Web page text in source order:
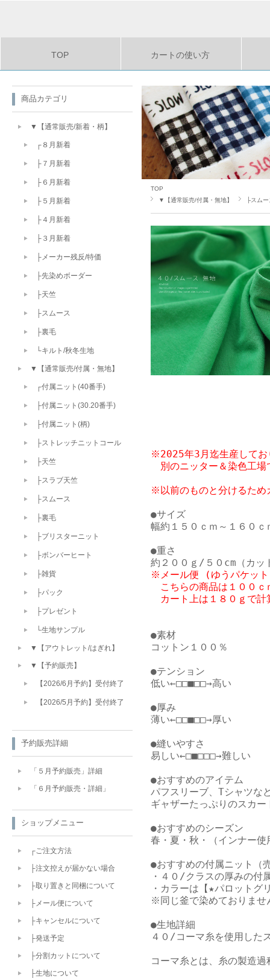
TOP カートの使い方
TOP
▼【通常販売/付属・無地】
├スムー
※2025年3月迄生産してお
別のニッター＆染色工場
●サイズ
幅約１５０ｃｍ～１６０ｃ
●重さ
※メール便 (ゆうパケット
こちらの商品は１００
●素材
コットン１００％
●テンション
低い←□□■□□→高い
●厚み
薄い←□□■□□→厚い
●縫いやすさ
易しい←□■□□□→難しい
●おすすめのアイテム
パフスリーブ、Tシャツな
ギャザーたっぷりのスカ
●おすすめのシーズン
春・夏・秋・（インナー使
●おすすめの付属ニット（
・４０/クラスの厚みの付
・カラーは【★パロットグ
※同じ釜で染めておりませ
●生地詳細
４０/コーマ糸を使用した
コーマ糸とは、糸の製造
商品カテゴリ
▼【通常販売/新着・柄】
┌８月新着
├７月新着
├６月新着
├５月新着
├４月新着
├３月新着
├メーカー残反/特価
├先染めボーダー
├天竺
├スムース
├裏毛
└キルト/秋冬生地
▼【通常販売/付属・無地】
┌付属ニット(40番手)
├付属ニット(30.20番手)
├付属ニット(柄)
├ストレッチニットコール
├天竺
├スラブ天竺
├スムース
├裏毛
├ブリスターニット
├ボンバーヒート
├雑貨
├パック
├プレゼント
└生地サンプル
▼【アウトレット/はぎれ】
▼【予約販売】
【2026/6月予約】受付終了
【2026/5月予約】受付終了
予約販売詳細
「５月予約販売」詳細
「６月予約販売・詳細」
ショップメニュー
┌ご注文方法
├注文控えが届かない場合
├取り置きと同梱について
├メール便について
├キャンセルについて
├発送予定
├分割カットについて
├生地について